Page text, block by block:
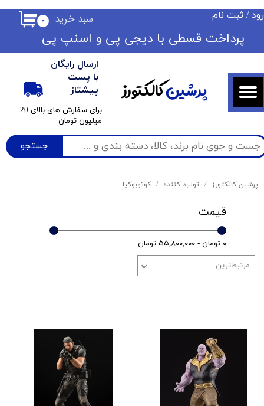
جستجو
ارسال رایگان
با پست
پیشتاز
​برای سفارش های بالای 20
میلیون تومان
۰ سبد خرید / ثبت نام
حساب کاربری من
تغییر گذر واژه
سفارشات
خروج از حساب کاربری
​​پرداخت قسطی با دیجی پی ​​​​​​​و اسنپ پی
پرشینکالکتورز
پرشین کالکتورز تولید کننده کوتوبوکیا
قیمت
۰ تومان - ۵۵,۸۰۰,۰۰۰ تومان
مرتبط‌ترین